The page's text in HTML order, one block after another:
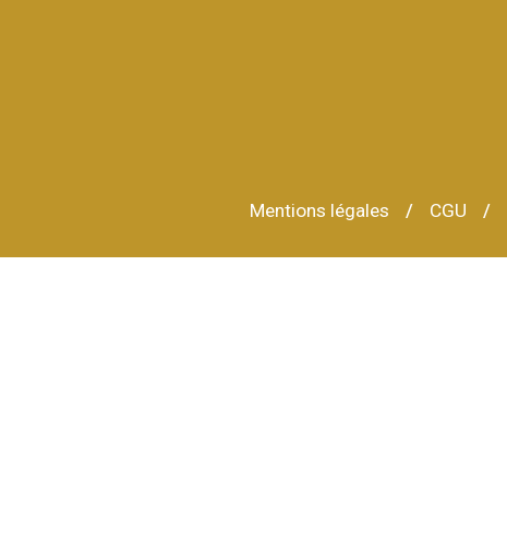
Mentions légales CGU